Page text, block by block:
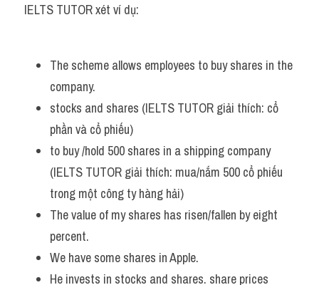
Listening
Reading
IELTS TUTOR xét ví dụ:
The scheme allows employees to buy shares in the
company.
stocks and shares (IELTS TUTOR giải thích: cổ
phần và cổ phiếu)
to buy /hold 500 shares in a shipping company
(IELTS TUTOR giải thích: mua/nắm 500 cổ phiếu
trong một công ty hàng hải)
The value of my shares has risen/fallen by eight
percent.
We have some shares in Apple.
He invests in stocks and shares. share prices